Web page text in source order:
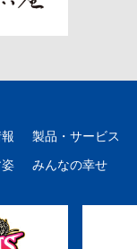
製品・サービス
みんなの幸せ